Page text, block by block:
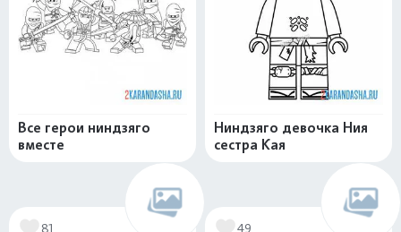
Все герои ниндзяго
вместе
Ниндзяго девочка Ния
сестра Кая
81 49